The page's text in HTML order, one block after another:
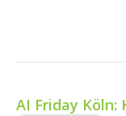
AI Friday